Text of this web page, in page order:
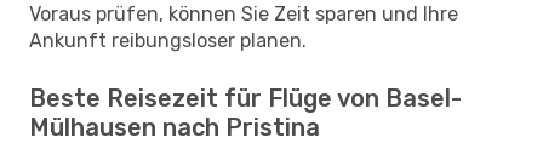
Voraus prüfen, können Sie Zeit sparen und Ihre
Ankunft reibungsloser planen.
Beste Reisezeit für Flüge von Basel-
Mülhausen nach Pristina